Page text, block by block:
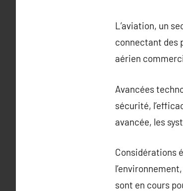
L’aviation, un
connectant des
aérien
Avancées
sécurité,
avancée, les
Considérations
sont en cours